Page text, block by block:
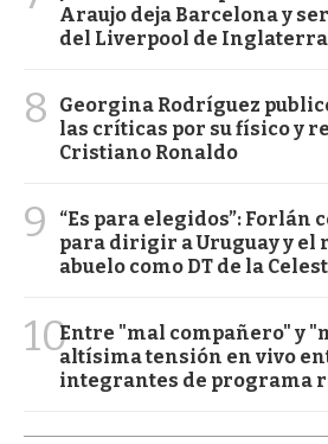
Araujo deja Barcelona y
del Liverpool de Inglaterra
8
Georgina Rodríguez
las críticas por su físico y
Cristiano Ronaldo
9
“Es para elegidos”: Forlán
para dirigir a Uruguay y el
abuelo como DT de la
10Entre "mal compañero" y
altísima tensión en vivo
integrantes de programa